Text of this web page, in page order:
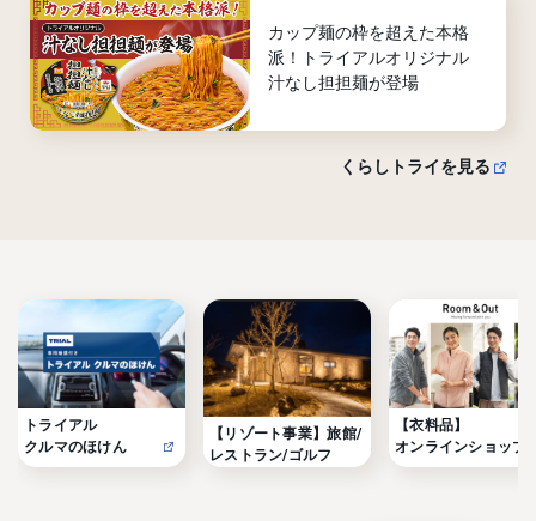
カップ麺の枠を超えた本格
派！トライアルオリジナル
汁なし担担麺が登場
くらしトライを見る
トライアル
クルマのほけん
【リゾート事業】旅館/
レストラン/ゴルフ
【衣料品】
オンラインショップ